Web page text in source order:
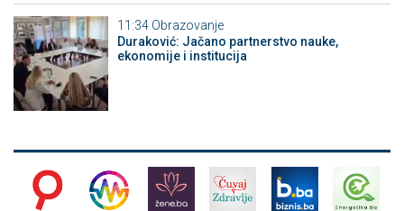
11:34 Obrazovanje
Duraković: Jačano partnerstvo nauke,
ekonomije i institucija